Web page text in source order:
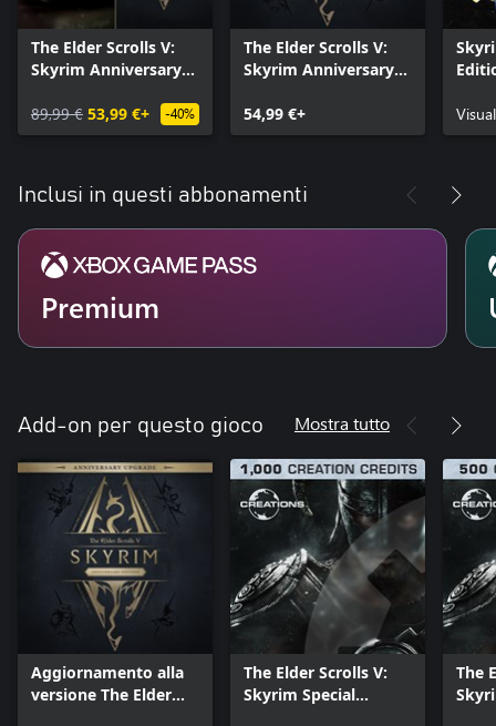
The Elder Scrolls V:
Skyrim Anniversary
Anniversary Edition
Bundle
89,99 € 53,99 €+ -40%
The Elder Scrolls V:
Skyrim Anniversary
54,99 €+
Inclusi in questi abbonamenti
Premium
Add-on per questo gioco Mostra tutto
Aggiornamento alla
versione The Elder
The Elder Scrolls V:
Skyrim Special
The